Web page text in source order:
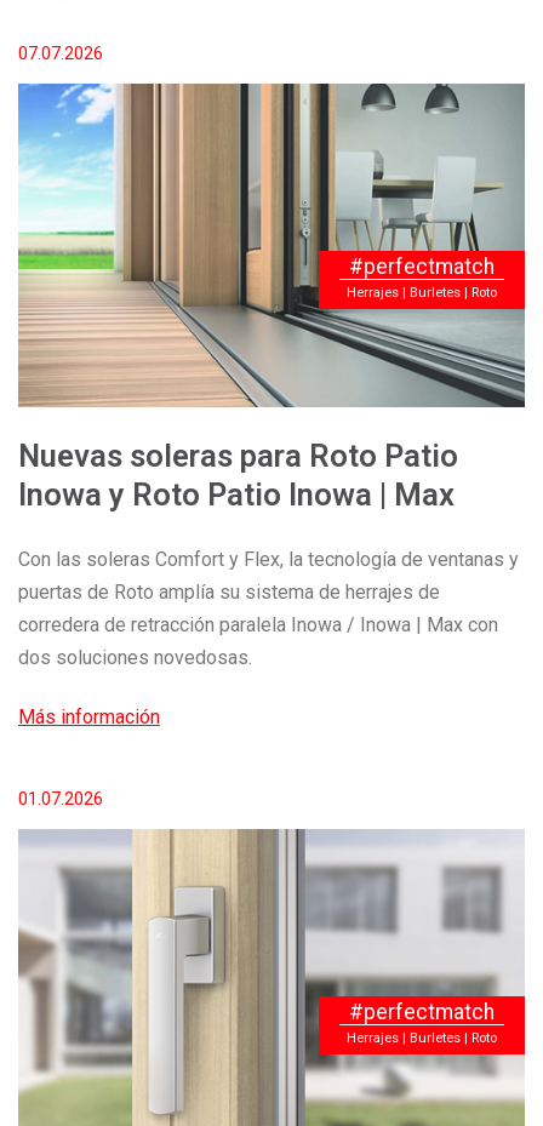
#perfectmatch
Herrajes | Burletes | Roto
07.07.2026
Nuevas soleras para Roto Patio
Inowa y Roto Patio Inowa | Max
Con las soleras Comfort y Flex, la tecnología de ventanas y
puertas de Roto amplía su sistema de herrajes de
corredera de retracción paralela Inowa / Inowa | Max con
dos soluciones novedosas.
Más información
#perfectmatch
Herrajes | Burletes | Roto
01.07.2026